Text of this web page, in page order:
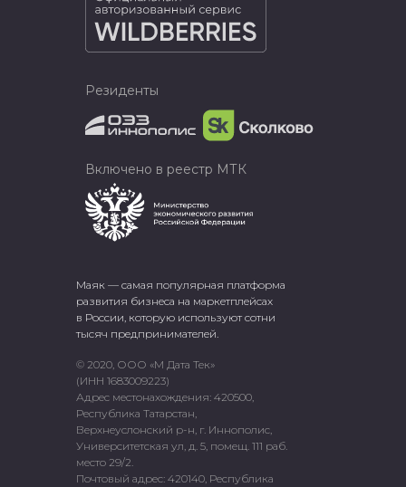
Маяк — самая популярная платформа
развития бизнеса на маркетплейсах
в России, которую используют сотни
тысяч предпринимателей.
© 2020, ООО «М Дата Тек»
(ИНН 1683009223)
Адрес местонахождения: 420500,
Республика Татарстан,
Верхнеуслонский р-н, г. Иннополис,
Университетская ул, д. 5, помещ. 111 раб.
место 29/2.
Почтовый адрес: 420140, Республика
Резиденты
Включено в реестр МТК